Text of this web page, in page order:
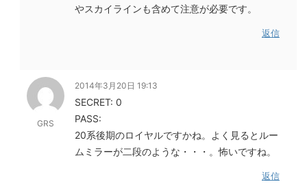
やスカイラインも含めて注意が必要です。
返信
GRS
2014年3月20日 19:13
SECRET: 0
PASS:
20系後期のロイヤルですかね。よく見るとルー
ムミラーが二段のような・・・。怖いですね。
返信